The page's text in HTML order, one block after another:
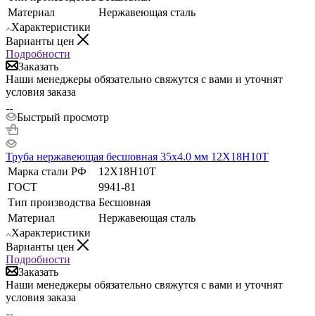
Материал
Нержавеющая сталь
Характеристики
Варианты цен
Подробности
Заказать
Наши менеджеры обязательно свяжутся с вами и уточнят
условия заказа
Быстрый просмотр
Труба нержавеющая бесшовная 35х4.0 мм 12Х18Н10Т
Марка стали РФ
12Х18Н10Т
ГОСТ
9941-81
Тип производства Бесшовная
Материал
Нержавеющая сталь
Характеристики
Варианты цен
Подробности
Заказать
Наши менеджеры обязательно свяжутся с вами и уточнят
условия заказа